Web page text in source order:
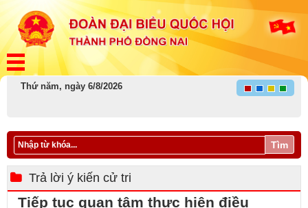
Thứ năm, ngày 6/8/2026
Tìm
Trả lời ý kiến cử tri
Tiếp tục quan tâm thực hiện điều